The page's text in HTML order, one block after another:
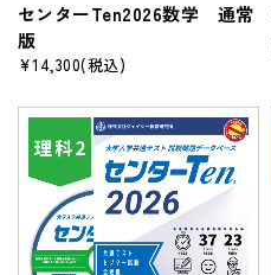
センターTen2026数学 通常
版
¥14,300(税込)